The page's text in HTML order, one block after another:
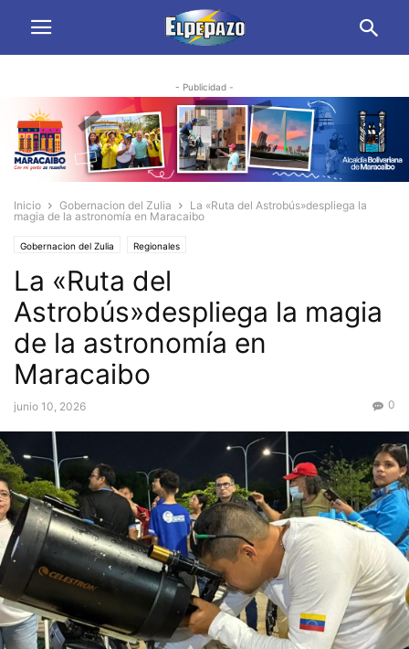
- Publicidad -
Inicio Gobernacion del Zulia
La «Ruta del Astrobús»despliega la
magia de la astronomía en Maracaibo
Gobernacion del Zulia Regionales
La «Ruta del
Astrobús»despliega la magia
de la astronomía en
Maracaibo
junio 10, 2026 0